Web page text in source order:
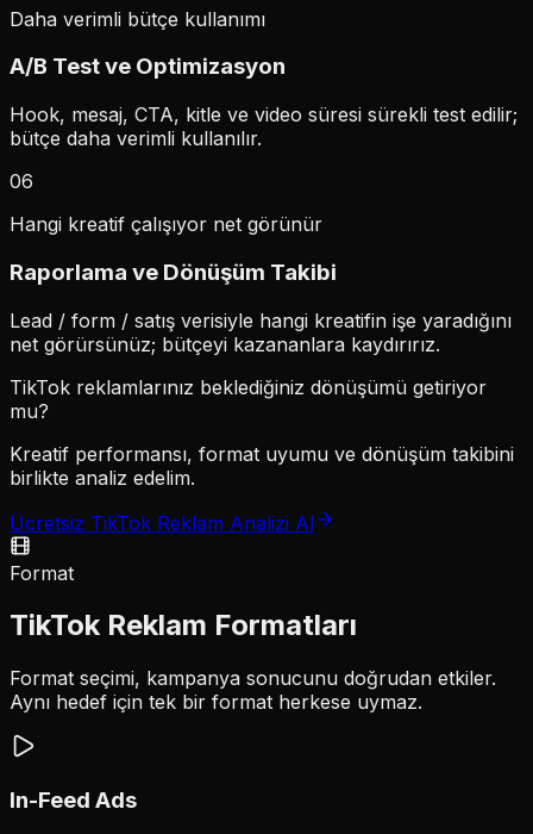
Daha verimli bütçe kullanımı
A/B Test ve Optimizasyon
Hook, mesaj, CTA, kitle ve video süresi sürekli test edilir;
bütçe daha verimli kullanılır.
06
Hangi kreatif çalışıyor net görünür
Raporlama ve Dönüşüm Takibi
Lead / form / satış verisiyle hangi kreatifin işe yaradığını
net görürsünüz; bütçeyi kazananlara kaydırırız.
TikTok reklamlarınız beklediğiniz dönüşümü getiriyor
mu?
Kreatif performansı, format uyumu ve dönüşüm takibini
birlikte analiz edelim.
Ücretsiz TikTok Reklam Analizi Al
Format
TikTok Reklam Formatları
Format seçimi, kampanya sonucunu doğrudan etkiler.
Aynı hedef için tek bir format herkese uymaz.
In-Feed Ads